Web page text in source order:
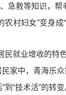
急救等知识，
农村妇女”变身
民就业增收的特
家中，青海乐
到“技术活”的转